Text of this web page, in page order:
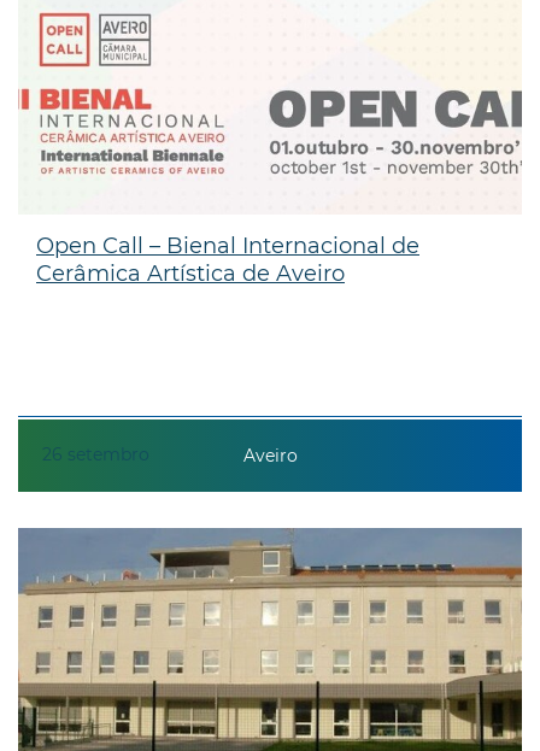
26 setembro
Open Call – Bienal Internacional de
Cerâmica Artística de Aveiro
Aveiro